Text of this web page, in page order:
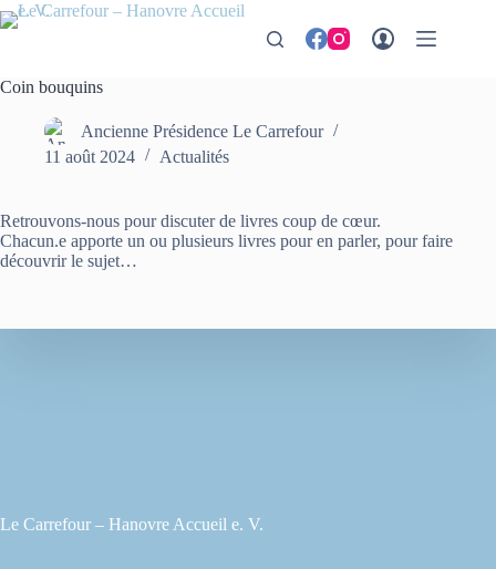
Passer
au
Coin bouquins
Ancienne Présidence Le Carrefour
11 août 2024
Actualités
Retrouvons-nous pour discuter de livres coup de cœur.
Chacun.e apporte un ou plusieurs livres pour en parler, pour faire
découvrir le sujet…
Le Carrefour – Hanovre Accueil e. V.